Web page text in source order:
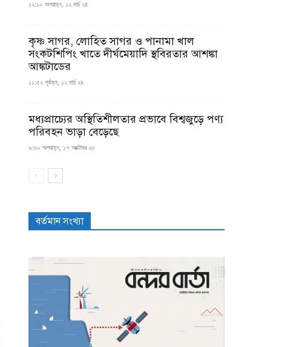
১২:১০ অপরাহ্ন, ১২ মার্চ ২৪
কৃষ্ণ সাগর, লোহিত সাগর ও পানামা খাল
সংকটশিপিং খাতে দীর্ঘমেয়াদি স্থবিরতার আশঙ্কা
আঙ্কটাডের
১১:৫২ পূর্বাহ্ন, ১২ মার্চ ২৪
মধ্যপ্রাচ্যের অস্থিতিশীলতার প্রভাবে বিশ্বজুড়ে পণ্য
পরিবহন ভাড়া বেড়েছে
৬:৩০ অপরাহ্ন, ১৭ অক্টোবর ২৩
বর্তমান সংখ্যা